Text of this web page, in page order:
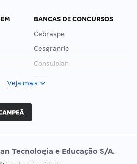
BANCAS DE CONCURSOS
Cebraspe
Cesgranrio
Consulplan
Vunesp
Veja mais
Tecnologia e Educação S/A.